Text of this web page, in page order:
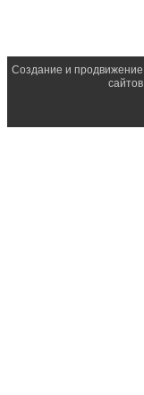
Создание и продвижение
сайтов